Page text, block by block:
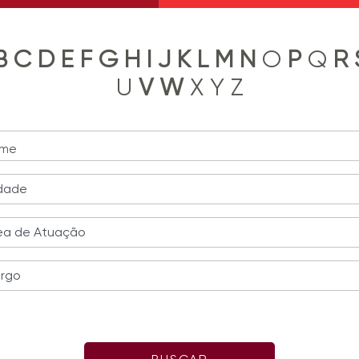
C D E F G H I J K L M N O P Q R
U V W X Y Z